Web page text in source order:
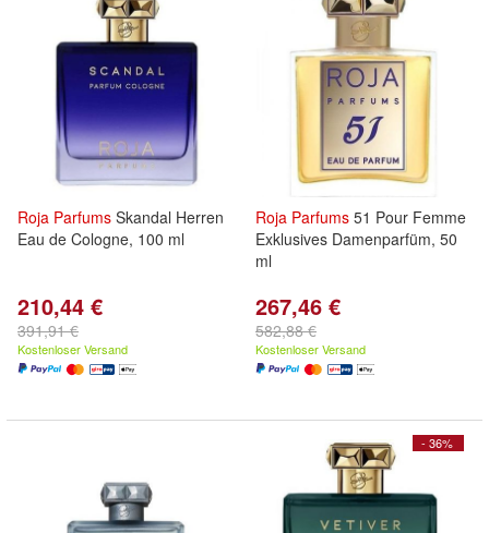
Roja Parfums Skandal Herren
Eau de Cologne, 100 ml
210,44 €
391,91 €
Kostenloser Versand
Roja Parfums 51 Pour Femme
Exklusives Damenparfüm, 50
ml
267,46 €
582,88 €
Kostenloser Versand
- 36%